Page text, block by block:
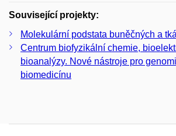
Související projekty:
Molekulární podstata buněčných a
Centrum biofyzikální chemie,
bioanalýzy. Nové nástroje pro
biomedicínu